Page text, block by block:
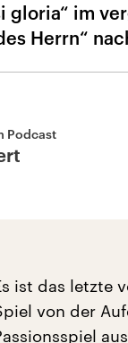
gloria“ im
Herrn“
Podcast
ist das letzte
von der